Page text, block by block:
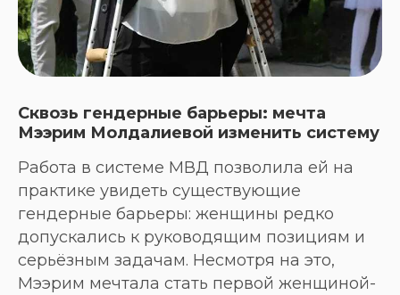
Сквозь гендерные барьеры: мечта
Мээрим Молдалиевой изменить систему
Работа в системе МВД позволила ей на
практике увидеть существующие
гендерные барьеры: женщины редко
допускались к руководящим позициям и
серьёзным задачам. Несмотря на это,
Мээрим мечтала стать первой женщиной-